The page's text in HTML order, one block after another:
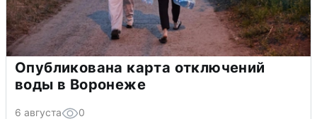
Опубликована карта отключений
воды в Воронеже
6 августа 0